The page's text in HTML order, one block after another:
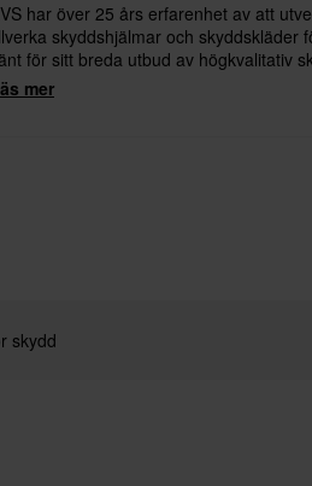
har över 25 års erfarenhet av att
skyddshjälmar och skyddskläder
för sitt breda utbud av högkvalitativ
därför ett självklart val för många
mer
skydd